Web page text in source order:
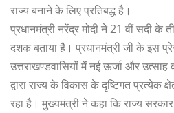
राज्य बनाने के लिए प्रतिबद्ध है।
प्रधानमंत्री नरेंद्र मोदी ने 21 वीं सदी के
दशक बताया है। प्रधानमंत्री जी के इस
उत्तराखण्डवासियों में नई ऊर्जा और
द्वारा राज्य के विकास के दृष्टिगत प्रत्येक
रहा है। मुख्यमंत्री ने कहा कि राज्य